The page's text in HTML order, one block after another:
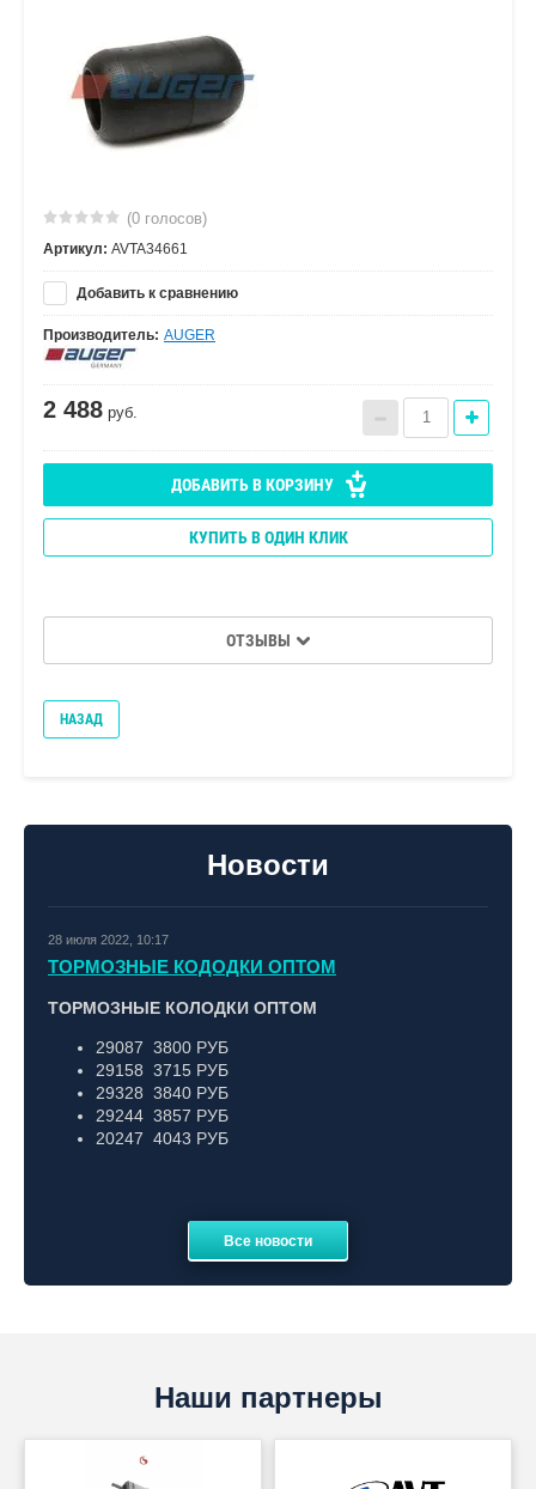
Новости
28 июля 2022, 10:17
ТОРМОЗНЫЕ КОДОДКИ ОПТОМ
ТОРМОЗНЫЕ КОЛОДКИ ОПТОМ
29087 3800 РУБ
29158 3715 РУБ
29328 3840 РУБ
29244 3857 РУБ
20247 4043 РУБ
Все новости
(0 голосов)
Артикул: AVTA34661
Добавить к сравнению
Производитель: AUGER
2 488 руб.
ДОБАВИТЬ В КОРЗИНУ
КУПИТЬ В ОДИН КЛИК
ОТЗЫВЫ
НАЗАД
Наши партнеры